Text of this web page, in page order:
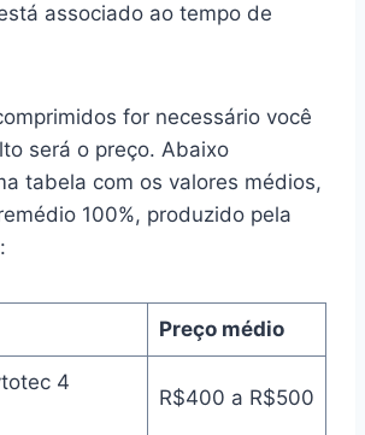
associado ao tempo de
for necessário você
será o preço. Abaixo
tabela com os valores médios,
100%, produzido pela
Preço médio
4
R$400 a R$500